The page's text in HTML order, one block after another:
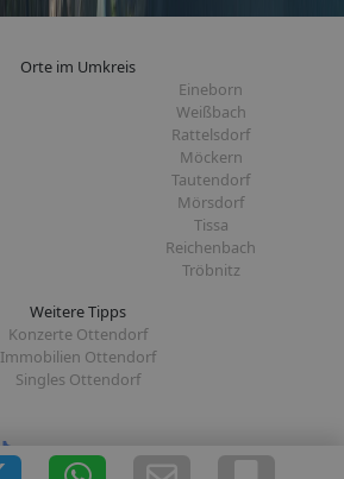
Orte im Umkreis
Eineborn
Weißbach
Rattelsdorf
Möckern
Tautendorf
Mörsdorf
Tissa
Reichenbach
Tröbnitz
Weitere Tipps
Konzerte Ottendorf
Immobilien Ottendorf
Singles Ottendorf